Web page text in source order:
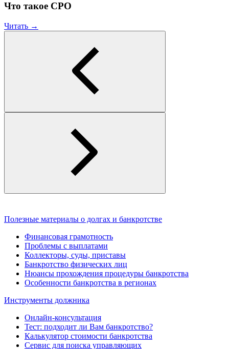
Что такое СРО
Читать →
Полезные материалы о долгах и банкротстве
Финансовая грамотность
Проблемы с выплатами
Коллекторы, суды, приставы
Банкротство физических лиц
Нюансы прохождения процедуры банкротства
Особенности банкротства в регионах
Инструменты должника
Онлайн-консультация
Тест: подходит ли Вам банкротство?
Калькулятор стоимости банкротства
Сервис для поиска управляющих